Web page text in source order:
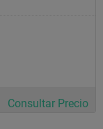
Consultar Precio